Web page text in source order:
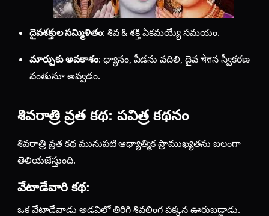
దైవశక్తుల సమ్మిళితం: శివ & శక్తి ఏకమయ్యే సమయం.
మార్పుకు అవకాశం: ధ్యానం, పీడను వదిలి, దైవ चेतన స్వీకరణ
వంతునూ అవ్వడం.
శివరాత్రి వ్రత కథ: పవిత్ర కథనం
శివరాత్రి వ్రత కథ మునుపటి ఆధ్యాత్మిక ప్రాముఖ్యతను బలంగా
తెలియజేస్తుంది.
వేటాడేవారి కథ:
ఒక వేటాడేవాడు అడవిలో తిరిగి శివలింగ పక్కన ఊరుబడ్డాడు.